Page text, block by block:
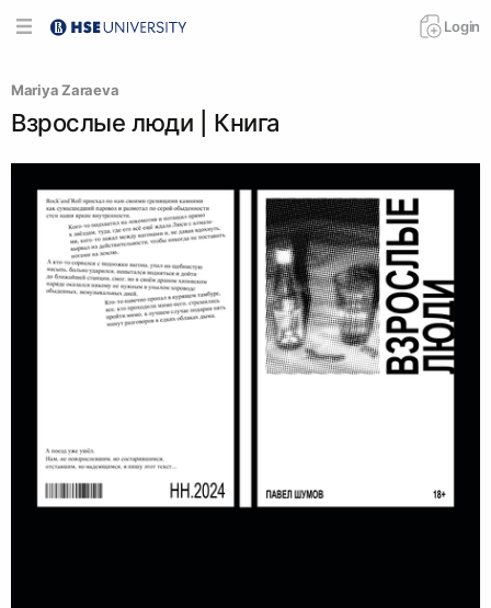
Login
Mariya Zaraeva
Взрослые люди | Книга